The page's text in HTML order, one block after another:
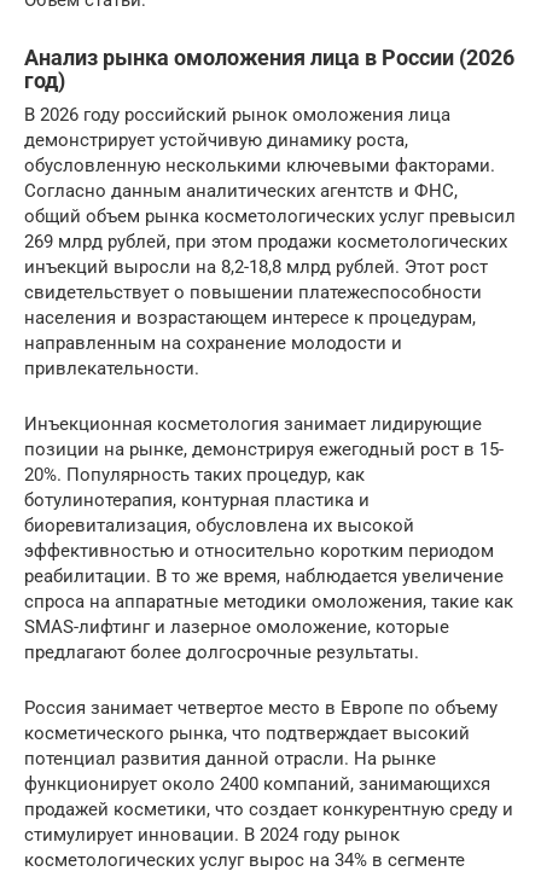
Анализ рынка омоложения лица в России (2026
год)
В 2026 году российский рынок омоложения лица
демонстрирует устойчивую динамику роста,
обусловленную несколькими ключевыми факторами.
Согласно данным аналитических агентств и ФНС,
общий объем рынка косметологических услуг превысил
269 млрд рублей, при этом продажи косметологических
инъекций выросли на 8,2-18,8 млрд рублей. Этот рост
свидетельствует о повышении платежеспособности
населения и возрастающем интересе к процедурам,
направленным на сохранение молодости и
привлекательности.
Инъекционная косметология занимает лидирующие
позиции на рынке, демонстрируя ежегодный рост в 15-
20%. Популярность таких процедур, как
ботулинотерапия, контурная пластика и
биоревитализация, обусловлена их высокой
эффективностью и относительно коротким периодом
реабилитации. В то же время, наблюдается увеличение
спроса на аппаратные методики омоложения, такие как
SMAS-лифтинг и лазерное омоложение, которые
предлагают более долгосрочные результаты.
Россия занимает четвертое место в Европе по объему
косметического рынка, что подтверждает высокий
потенциал развития данной отрасли. На рынке
функционирует около 2400 компаний, занимающихся
продажей косметики, что создает конкурентную среду и
стимулирует инновации. В 2024 году рынок
косметологических услуг вырос на 34% в сегменте